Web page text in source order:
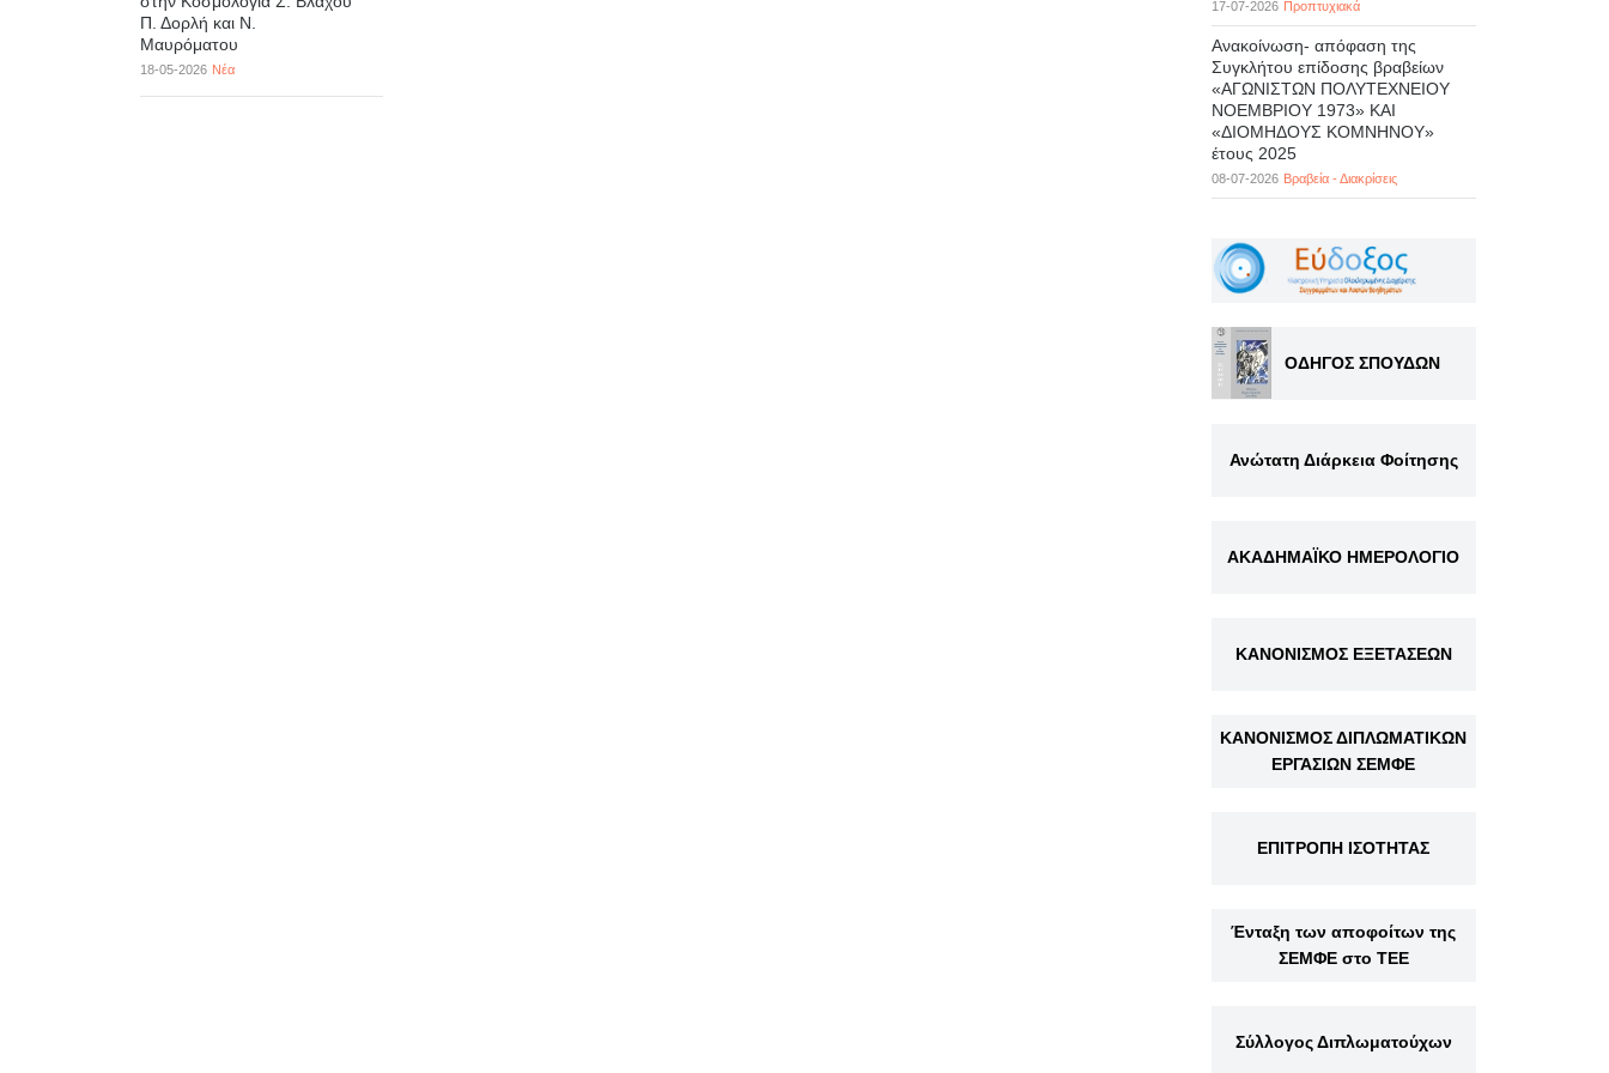
Π. Δορλή και Ν.
Μαυρόματου
18-05-2026 Νέα
17-07-2026 Προπτυχιακά
Ανακοίνωση- απόφαση της
Συγκλήτου επίδοσης βραβείων
«ΑΓΩΝΙΣΤΩΝ ΠΟΛΥΤΕΧΝΕΙΟΥ
ΝΟΕΜΒΡΙΟΥ 1973» ΚΑΙ
«ΔΙΟΜΗΔΟΥΣ ΚΟΜΝΗΝΟΥ»
έτους 2025
08-07-2026 Βραβεία - Διακρίσεις
ΟΔΗΓΟΣ ΣΠΟΥΔΩΝ
Ανώτατη Διάρκεια Φοίτησης
ΑΚΑΔΗΜΑΪΚΟ ΗΜΕΡΟΛΟΓΙΟ
ΚΑΝΟΝΙΣΜΟΣ ΕΞΕΤΑΣΕΩΝ
ΚΑΝΟΝΙΣΜΟΣ ΔΙΠΛΩΜΑΤΙΚΩΝ
ΕΡΓΑΣΙΩΝ ΣΕΜΦΕ
ΕΠΙΤΡΟΠΗ ΙΣΟΤΗΤΑΣ
Ένταξη των αποφοίτων της
ΣΕΜΦΕ στο ΤΕΕ
Σύλλογος Διπλωματούχων